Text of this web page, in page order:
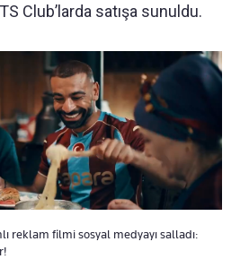
Club’larda satışa sunuldu.
reklam filmi sosyal medyayı salladı: